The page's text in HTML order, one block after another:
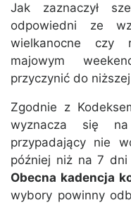
Jak zaznaczył
odpowiedni ze
wielkanocne czy
majowym
przyczynić do
Zgodnie z
wyznacza się
przypadający nie
później niż na 7 dni
Obecna kadencja
wybory powinny